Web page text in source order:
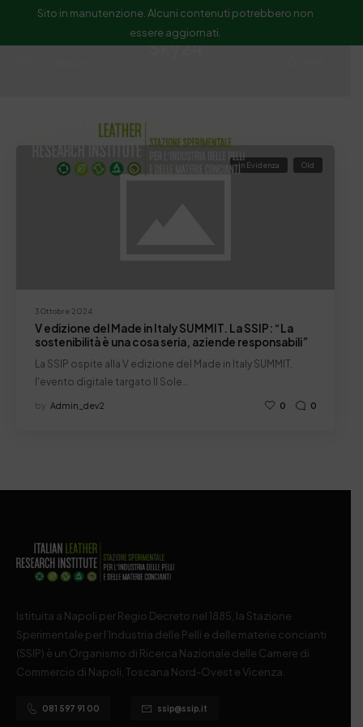
Sito in manutenzione. Alcuni contenuti potrebbero non
essere aggiornati.
Sky24
3 Ottobre 2024
In Evidenza Old
V edizione del Made in Italy SUMMIT. La SSIP: “La
sostenibilità è una cosa seria, aziende responsabili”
La SSIP ospite alla V edizione del Made in Italy SUMMIT,
l'evento digitale targato Il Sole…
by Admin_dev2 0 0
Istituita a Napoli per Regio Decreto nel 1885, la Stazione
Sperimentale per l’Industria delle Pelli e delle materie concianti
(SSIP) è un Organismo di Ricerca Nazionale delle Camere di
Commercio di Napoli, Toscana Nord-Ovest e Vicenza.
081 597 91 00 ssip@ssip.it